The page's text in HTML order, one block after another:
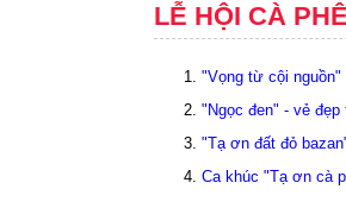
LỄ HỘI CÀ
"Vọng từ cội nguồn"
"Ngọc đen" - vẻ
"Tạ ơn đất đỏ
Ca khúc "Tạ ơn cà